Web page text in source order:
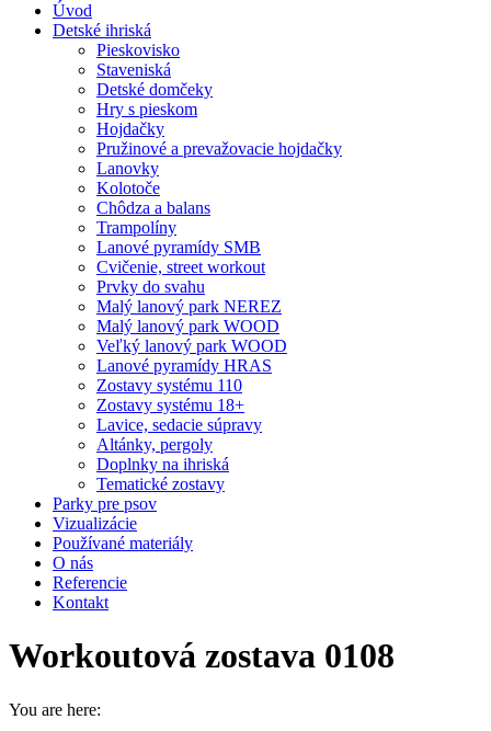
Úvod
Detské ihriská
Pieskovisko
Staveniská
Detské domčeky
Hry s pieskom
Hojdačky
Pružinové a prevažovacie hojdačky
Lanovky
Kolotoče
Chôdza a balans
Trampolíny
Lanové pyramídy SMB
Cvičenie, street workout
Prvky do svahu
Malý lanový park NEREZ
Malý lanový park WOOD
Veľký lanový park WOOD
Lanové pyramídy HRAS
Zostavy systému 110
Zostavy systému 18+
Lavice, sedacie súpravy
Altánky, pergoly
Doplnky na ihriská
Tematické zostavy
Parky pre psov
Vizualizácie
Používané materiály
O nás
Referencie
Kontakt
Workoutová zostava 0108
You are here: